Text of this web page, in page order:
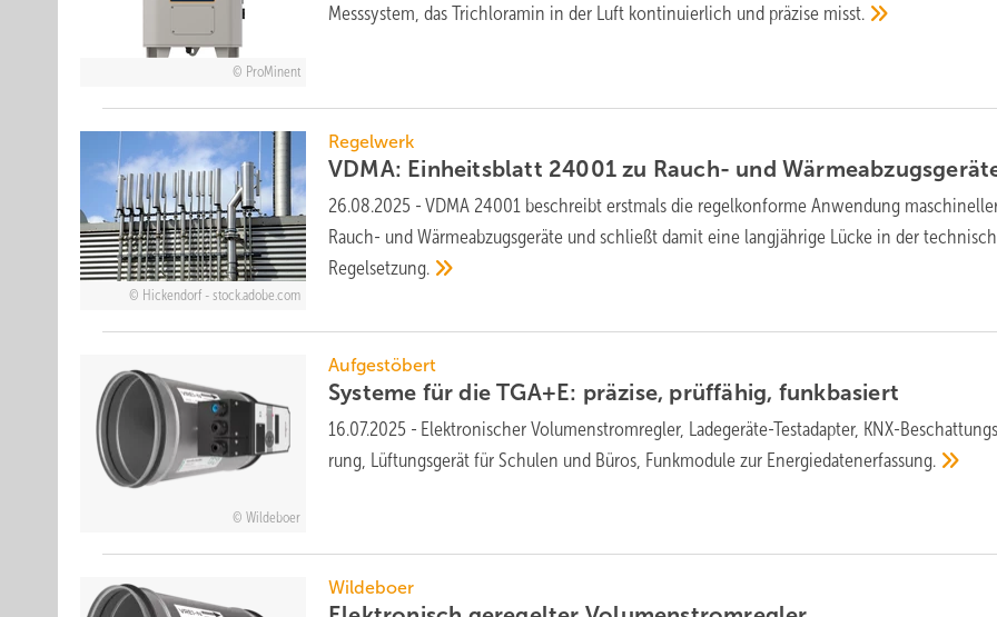
ProMinent
Mess­system, das Trichloramin in der Luft konti­nu­ierlich und prä­zise misst.
Hickendorf - stock.adobe.com
Regelwerk
VDMA: Einheitsblatt 24001 zu Rauch- und
26.08.2025 - VDMA 24001 beschreibt erstmals die regelkonforme Anwendung
Rauch- und Wärmeabzugsgeräte und schließt damit eine langjährige Lücke in der
Regelsetzung.
Wildeboer
Aufgestöbert
Systeme für die TGA+E: prä­zi­se, prüf­fä­hig, funk­ba­siert
16.07.2025 - Elektronischer Vo­lu­men­strom­reg­ler, La­de­ge­rä­te-Test­adap­ter, KNX-
rung, Lüftungs­ge­rät für Schu­len und Bü­ros, Funk­mo­du­le zur Energie­da­ten­er­fassung.
Wildeboer